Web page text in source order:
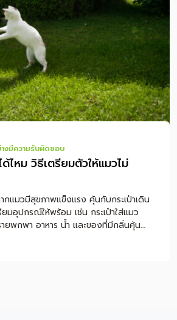
ย่างไร? หมาเมารถดูอย่างไร และช่วย
? ควรให้อาหารหมาก่อนเดินทางไหม?
ต้องเช็กอะไรบ้าง? ถึงที่พักแล้วควร
บตัว? พาหมาเที่ยวกับฝากเลี้ยง แบบไหน
ะหว่างทริปสำคัญอย่างไร? ข้อควรระวัง
พาหมาเที่ยวอย่างไรให้ปลอดภัยและสนุก
บบ่อยเกี […]
งมีความรับผิดชอบ
ไหม วิธีเตรียมตัวให้แมวไม่
กแมวมีสุขภาพแข็งแรง คุ้นกับกระเป๋าเดิน
ยมอุปกรณ์ให้พร้อม เช่น กระเป๋าใส่แมว
ยพกพา อาหาร น้ำ และของที่มีกลิ่นคุ้น